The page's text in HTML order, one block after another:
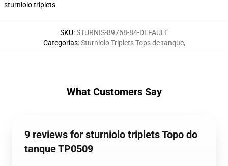
sturniolo triplets
SKU:STURNIS-89768-84-DEFAULT
Categorias:Sturniolo Triplets Tops de tanque,
What Customers Say
9 reviews for sturniolo triplets Topo do
tanque TP0509